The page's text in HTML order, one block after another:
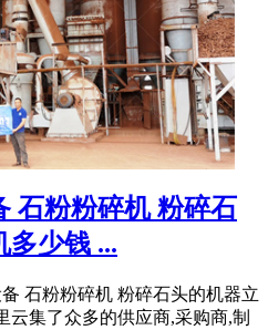
石粉粉碎机 粉碎石
多少钱 ...
石粉粉碎机 粉碎石头的机器立
云集了众多的供应商,采购商,制